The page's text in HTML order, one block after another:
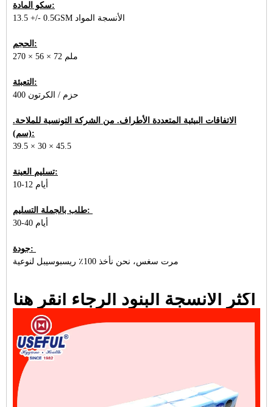
سكو المادة:
13.5 +/- 0.5GSM الأنسجة المواد
الحجم:
270 × 56 × 72 ملم
التعبئة:
400 حزم / الكرتون
الاتفاقات البيئية المتعددة الأطراف. من الشركة التونسية للملاحة.
(سم):
39.5 × 30 × 45.5
تسليم العينة:
طلب بالجملة التسليم:
30-40 أيام
جودة:
مرت سغس، نحن نأخذ 100٪ ريسبوسيبل لنوعية